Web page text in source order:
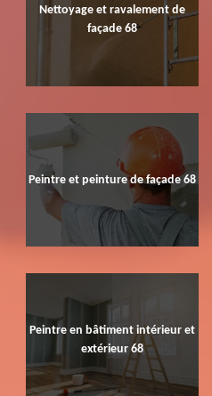
Nettoyage et ravalement de
façade 68
Peintre et peinture de façade 68
Peintre en bâtiment intérieur et
extérieur 68